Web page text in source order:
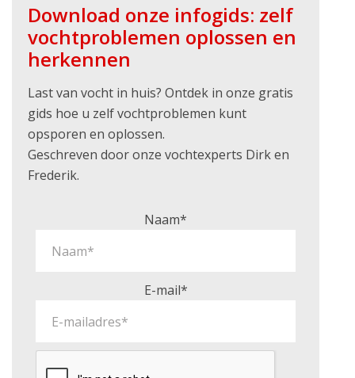
Download onze infogids: zelf
vochtproblemen oplossen en
herkennen
Last van vocht in huis? Ontdek in onze gratis
gids hoe u zelf vochtproblemen kunt
opsporen en oplossen.
Geschreven door onze vochtexperts Dirk en
Frederik.
Naam*
E-mail*